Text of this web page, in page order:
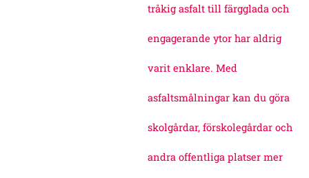
tråkig asfalt till färgglada och
engagerande ytor har aldrig
varit enklare. Med
asfaltsmålningar kan du göra
skolgårdar, förskolegårdar och
andra offentliga platser mer